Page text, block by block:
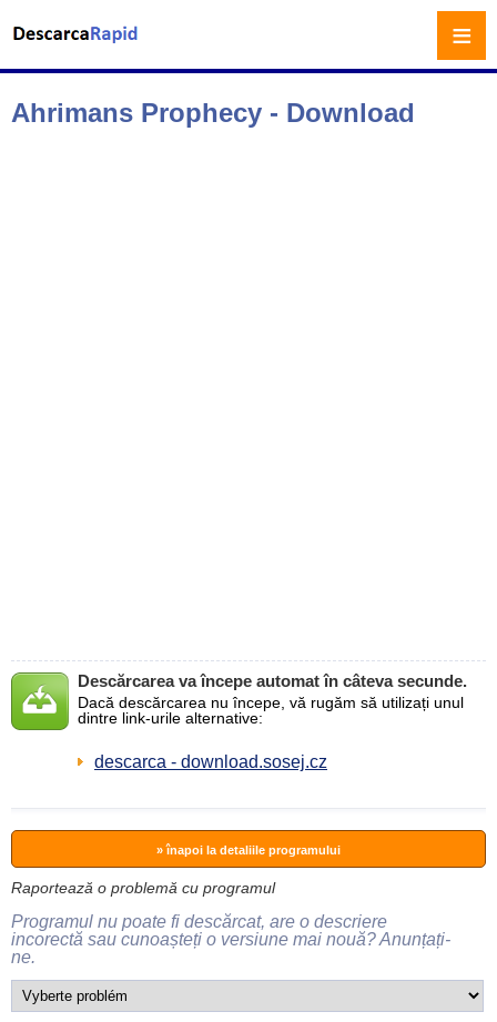
Ahrimans Prophecy - Download
Descărcarea va începe automat în câteva secunde.
Dacă descărcarea nu începe, vă rugăm să utilizați unul
dintre link-urile alternative:
descarca - download.sosej.cz
» înapoi la detaliile programului
Raportează o problemă cu programul
Programul nu poate fi descărcat, are o descriere
incorectă sau cunoașteți o versiune mai nouă? Anunțați-
ne.
≡